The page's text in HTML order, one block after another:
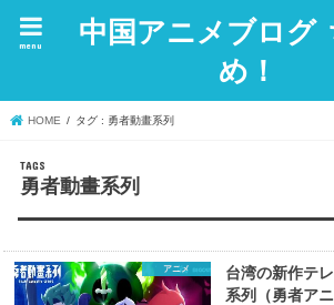
中国アニメブログ
め！
menu
HOME タグ : 勇者動畫系列
勇者動畫系列
アニメ
台湾の新作テ
系列（勇者ア